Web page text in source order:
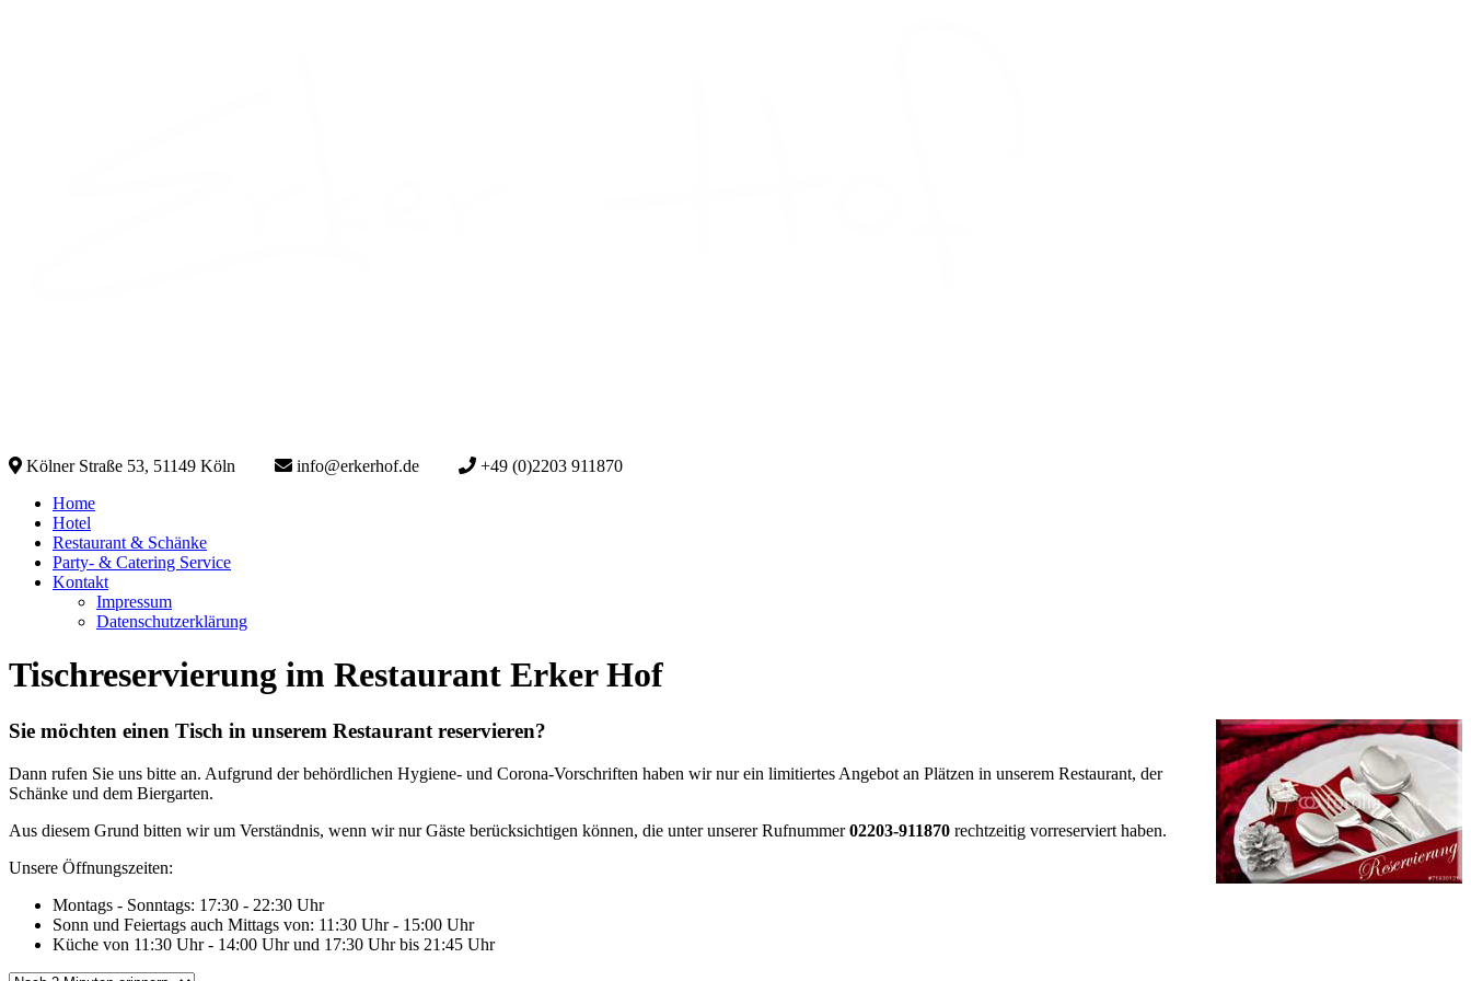
Kölner Straße 53, 51149 Köln info@erkerhof.de
+49 (0)2203 911870
Home
Hotel
Restaurant & Schänke
Party- & Catering Service
Kontakt
Impressum
Datenschutzerklärung
Tischreservierung im Restaurant Erker Hof
Sie möchten einen Tisch in unserem Restaurant reservieren?
Dann rufen Sie uns bitte an. Aufgrund der behördlichen Hygiene- und Corona-Vorschriften haben wir nur ein limitiertes Angebot an Plätzen in unserem Restaurant, der
Schänke und dem Biergarten.
Aus diesem Grund bitten wir um Verständnis, wenn wir nur Gäste berücksichtigen können, die unter unserer Rufnummer02203-911870 rechtzeitig vorreserviert haben.
Unsere Öffnungszeiten:
Montags - Sonntags: 17:30 - 22:30 Uhr
Sonn und Feiertags auch Mittags von: 11:30 Uhr - 15:00 Uhr
Küche von 11:30 Uhr - 14:00 Uhr und 17:30 Uhr bis 21:45 Uhr